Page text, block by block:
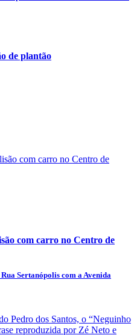
de plantão
com carro no Centro de
Sertanópolis com a Avenida